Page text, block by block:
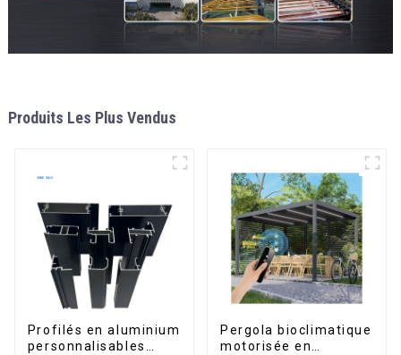
Produits Les Plus Vendus
Profilés en aluminium
personnalisables
Pergola bioclimatique
motorisée en